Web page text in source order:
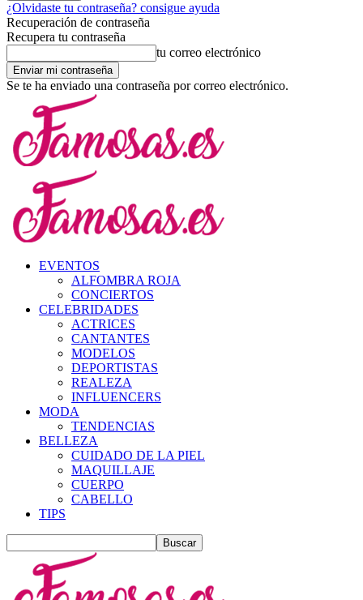
¿Olvidaste tu contraseña? consigue ayuda
Recuperación de contraseña
Recupera tu contraseña
tu correo electrónico
Se te ha enviado una contraseña por correo electrónico.
EVENTOS
ALFOMBRA ROJA
CONCIERTOS
CELEBRIDADES
ACTRICES
CANTANTES
MODELOS
DEPORTISTAS
REALEZA
INFLUENCERS
MODA
TENDENCIAS
BELLEZA
CUIDADO DE LA PIEL
MAQUILLAJE
CUERPO
CABELLO
TIPS